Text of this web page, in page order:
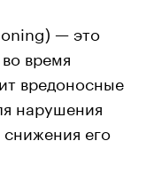
— это
время
вредоносные
нарушения
его